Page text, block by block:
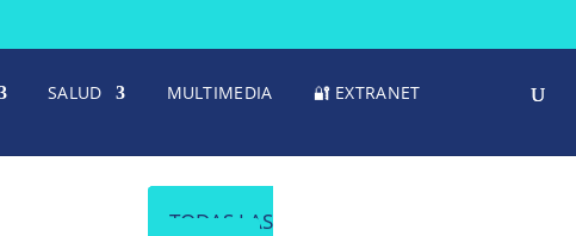
SALUD MULTIMEDIA 🔐 EXTRANET
TODAS LAS